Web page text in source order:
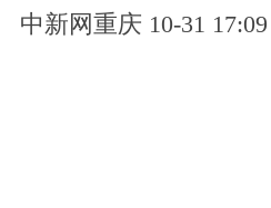
中新网重庆 10-31 17:09